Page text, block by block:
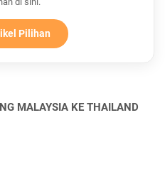
Pilihan
MALAYSIA KE THAILAND